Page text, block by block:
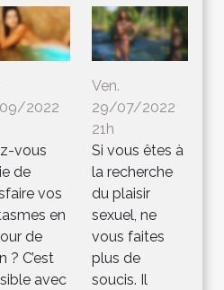
2022
vous
de
vos
en
de
? C’est
avec
Ven.
29/07/2022
21h
Si vous êtes à
la recherche
du plaisir
sexuel, ne
vous faites
plus de
soucis. Il